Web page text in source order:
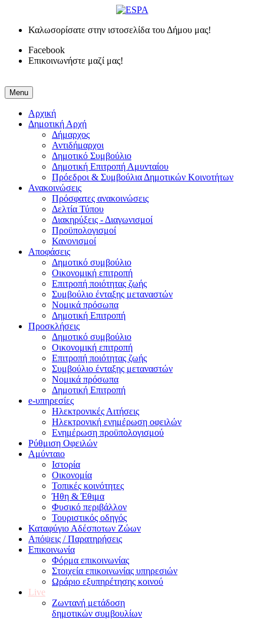
Καλωσορίσατε στην ιστοσελίδα του Δήμου μας!
Facebook
Επικοινωνήστε μαζί μας!
Menu
Αρχική
Δημοτική Αρχή
Δήμαρχος
Αντιδήμαρχοι
Δημοτικό Συμβούλιο
Δημοτική Επιτροπή Αμυνταίου
Πρόεδροι & Συμβούλια Δημοτικών Κοινοτήτων
Ανακοινώσεις
Πρόσφατες ανακοινώσεις
Δελτία Τύπου
Διακηρύξεις - Διαγωνισμοί
Προϋπολογισμοί
Κανονισμοί
Αποφάσεις
Δημοτικό συμβούλιο
Οικονομική επιτροπή
Επιτροπή ποιότητας ζωής
Συμβούλιο ένταξης μεταναστών
Νομικά πρόσωπα
Δημοτική Επιτροπή
Προσκλήσεις
Δημοτικό συμβούλιο
Οικονομική επιτροπή
Επιτροπή ποιότητας ζωής
Συμβούλιο ένταξης μεταναστών
Νομικά πρόσωπα
Δημοτική Επιτροπή
e-υπηρεσίες
Ηλεκτρονικές Αιτήσεις
Ηλεκτρονική ενημέρωση οφειλών
Ενημέρωση προϋπολογισμού
Ρύθμιση Οφειλών
Αμύνταιο
Ιστορία
Οικονομία
Τοπικές κοινότητες
Ήθη & Έθιμα
Φυσικό περιβάλλον
Τουριστικός οδηγός
Καταφύγιο Αδέσποτων Ζώων
Απόψεις / Παρατηρήσεις
Επικοινωνία
Φόρμα επικοινωνίας
Στοιχεία επικοινωνίας υπηρεσιών
Ωράριο εξυπηρέτησης κοινού
Live
Ζωντανή μετάδοση
δημοτικών συμβουλίων